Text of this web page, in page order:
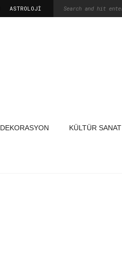
ASTROLOJİ
DEKORASYON KÜLTÜR SANAT